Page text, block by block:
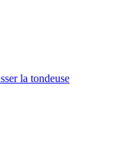
la tondeuse